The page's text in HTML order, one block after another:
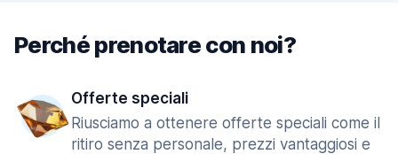
Perché prenotare con noi?
Offerte speciali
Riusciamo a ottenere offerte speciali come il
ritiro senza personale, prezzi vantaggiosi e